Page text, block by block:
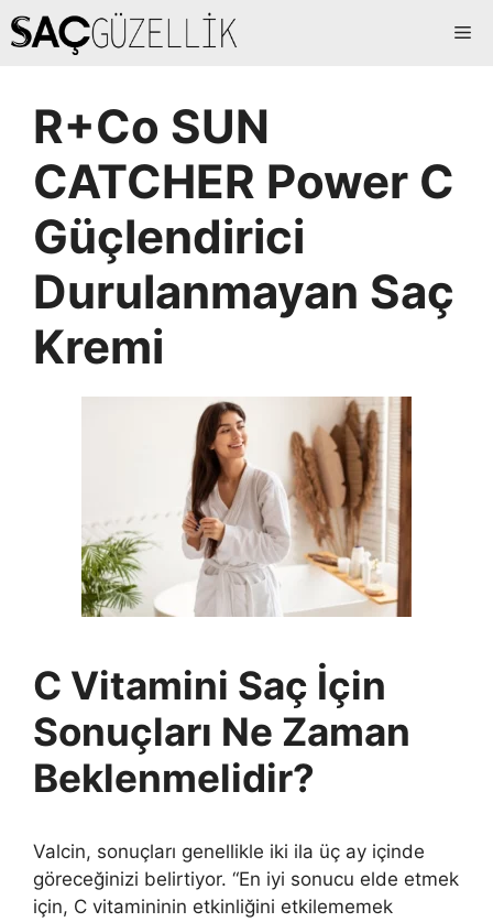
İçeriğe
atla
R+Co SUN
CATCHER Power C
Güçlendirici
Durulanmayan Saç
Kremi
C Vitamini Saç İçin
Sonuçları Ne Zaman
Beklenmelidir?
Valcin, sonuçları genellikle iki ila üç ay içinde
göreceğinizi belirtiyor. “En iyi sonucu elde etmek
için, C vitamininin etkinliğini etkilememek